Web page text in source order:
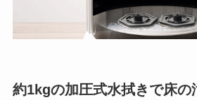
約1kgの加圧式水拭きで床の